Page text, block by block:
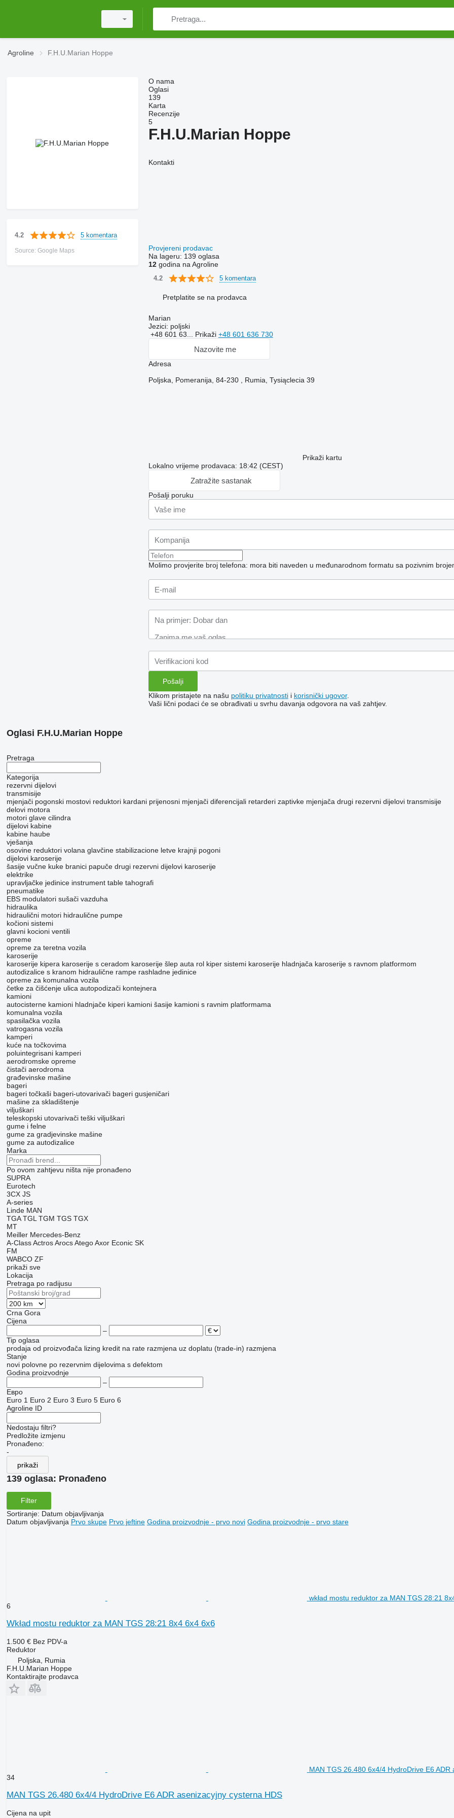
Agroline F.H.U.Marian Hoppe
4.2 5 komentara
Source: Google Maps
O nama
Oglasi
139
Karta
Recenzije
5
F.H.U.Marian Hoppe
Kontakti
Provjereni prodavac
Na lageru: 139 oglasa
12godina na Agroline
4.2 5 komentara
Pretplatite se na prodavca
Marian
Jezici: poljski
+48 601 63... Prikaži +48 601 636 730
Nazovite me
Adresa
Poljska, Pomeranija, 84-230 , Rumia, Tysiąclecia 39
Prikaži kartu
Lokalno vrijeme prodavaca: 18:42 (CEST)
Zatražite sastanak
Pošalji poruku
Molimo provjerite broj telefona: mora biti naveden u međunarodnom formatu sa pozivnim
Klikom pristajete na našu politiku privatnostii korisnički ugovor.
Vaši lični podaci će se obrađivati ​​u svrhu davanja odgovora na vaš zahtjev.
Oglasi F.H.U.Marian Hoppe
Pretraga
Kategorija
rezervni dijelovi
transmisije
mjenjači pogonski mostovi reduktori kardani prijenosni mjenjači diferencijali retarderi zaptivke mjenjača drugi rezervni dijelovi transmisije
delovi motora
motori glave cilindra
dijelovi kabine
kabine haube
vješanja
osovine reduktori volana glavčine stabilizacione letve krajnji pogoni
dijelovi karoserije
šasije vučne kuke branici papuče drugi rezervni dijelovi karoserije
elektrike
upravljačke jedinice instrument table tahografi
pneumatikе
EBS modulatori sušači vazduha
hidraulika
hidraulični motori hidraulične pumpe
kočioni sistemi
glavni kocioni ventili
opreme
оpremе za teretna vozila
karoserije
karoserije kipera karoserije s ceradom karoserije šlep auta rol kiper sistemi karoserije hladnjača karoserije s ravnom platformom
autodizalice s kranom hidraulične rampe rashladne jedinice
opreme za komunalna vozila
četke za čišćenje ulica autopodizači kontejnera
kamioni
autocisterne kamioni hladnjače kiperi kamioni šasije kamioni s ravnim platformama
komunalna vozila
spasilačka vozila
vatrogasna vozila
kamperi
kuće na točkovima
poluintegrisani kamperi
aerodromske opreme
čistači aerodroma
građevinske mašine
bageri
bageri točkaši bageri-utovarivači bageri gusjeničari
mašine za skladištenje
viljuškari
teleskopski utovarivači teški viljuškari
gume i felne
gume za gradjevinske mašine
gume za autodizalice
Marka
Po ovom zahtjevu ništa nije pronađeno
SUPRA
Eurotech
3CX JS
A-series
Linde MAN
TGA TGL TGM TGS TGX
MT
Meiller Mercedes-Benz
A-Class Actros Arocs Atego Axor Econic SK
FM
WABCO ZF
prikaži sve
Lokacija
Pretraga po radijusu
Crna Gora
Cijena
–
Tip oglasa
prodaja od proizvođača lizing kredit na rate razmjena uz doplatu (trade-in) razmjena
Stanje
novi polovne po rezervnim dijelovima s defektom
Godina proizvodnje
–
Евро
Euro 1 Euro 2 Euro 3 Euro 5 Euro 6
Agroline ID
Nedostaju filtri?
Predložite izmjenu
Pronađeno:
-
prikaži
139 oglasa: Pronađeno
Filter
Sortiranje: Datum objavljivanja
Datum objavljivanja Prvo skupe Prvo jeftine Godina proizvodnje - prvo novi Godina proizvodnje - prvo stare
wkład mostu reduktor za MAN TGS 28:21
6
Wkład mostu reduktor za MAN TGS 28:21 8x4 6x4 6x6
1.500 € Bez PDV-a
Reduktor
Poljska, Rumia
F.H.U.Marian Hoppe
Kontaktirajte prodavca
MAN TGS 26.480 6x4/4 HydroDrive E6
34
MAN TGS 26.480 6x4/4 HydroDrive E6 ADR asenizacyjny cysterna HDS
Cijena na upit